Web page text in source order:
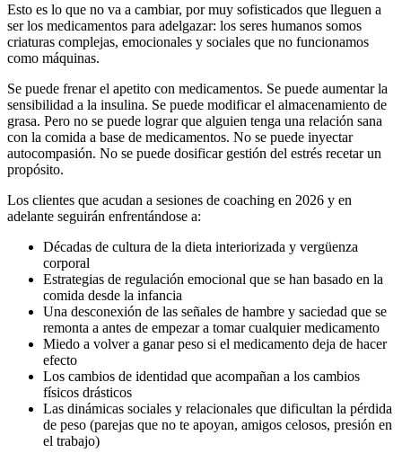
Esto es lo que no va a cambiar, por muy sofisticados que lleguen a
ser los medicamentos para adelgazar: los seres humanos somos
criaturas complejas, emocionales y sociales que no funcionamos
como máquinas.
Se puede frenar el apetito con medicamentos. Se puede aumentar la
sensibilidad a la insulina. Se puede modificar el almacenamiento de
grasa. Pero no se puede lograr que alguien tenga una relación sana
con la comida a base de medicamentos. No se puede inyectar
autocompasión. No se puede dosificar gestión del estrés recetar un
propósito.
Los clientes que acudan a sesiones de coaching en 2026 y en
adelante seguirán enfrentándose a:
Décadas de cultura de la dieta interiorizada y vergüenza
corporal
Estrategias de regulación emocional que se han basado en la
comida desde la infancia
Una desconexión de las señales de hambre y saciedad que se
remonta a antes de empezar a tomar cualquier medicamento
Miedo a volver a ganar peso si el medicamento deja de hacer
efecto
Los cambios de identidad que acompañan a los cambios
físicos drásticos
Las dinámicas sociales y relacionales que dificultan la pérdida
de peso (parejas que no te apoyan, amigos celosos, presión en
el trabajo)